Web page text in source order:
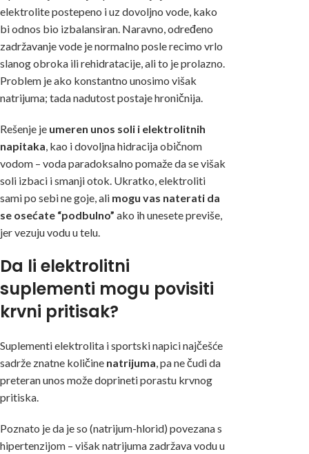
elektrolite postepeno i uz dovoljno vode, kako
bi odnos bio izbalansiran. Naravno, određeno
zadržavanje vode je normalno posle recimo vrlo
slanog obroka ili rehidratacije, ali to je prolazno.
Problem je ako konstantno unosimo višak
natrijuma; tada nadutost postaje hroničnija.
Rešenje je umeren unos soli i elektrolitnih
napitaka , kao i dovoljna hidracija običnom
vodom – voda paradoksalno pomaže da se višak
soli izbaci i smanji otok. Ukratko, elektroliti
sami po sebi ne goje, ali mogu vas naterati da
se osećate “podbulno” ako ih unesete previše,
jer vezuju vodu u telu.
Da li elektrolitni
suplementi mogu povisiti
krvni pritisak?
Suplementi elektrolita i sportski napici najčešće
sadrže znatne količine natrijuma , pa ne čudi da
preteran unos može doprineti porastu krvnog
pritiska.
Poznato je da je so (natrijum-hlorid) povezana s
hipertenzijom – višak natrijuma zadržava vodu u